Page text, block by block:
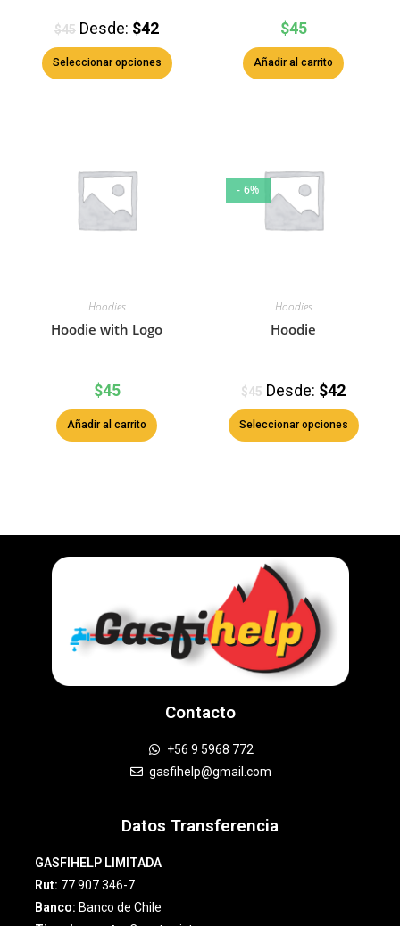
$45 Desde: $42
Seleccionar opciones
$45
Añadir al carrito
Hoodies
Hoodie with Logo
$45
Añadir al carrito
- 6%
Hoodies
Hoodie
$45 Desde: $42
Seleccionar opciones
Contacto
+56 9 5968 772
gasfihelp@gmail.com
Datos Transferencia
GASFIHELP LIMITADA
Rut: 77.907.346-7
Banco: Banco de Chile